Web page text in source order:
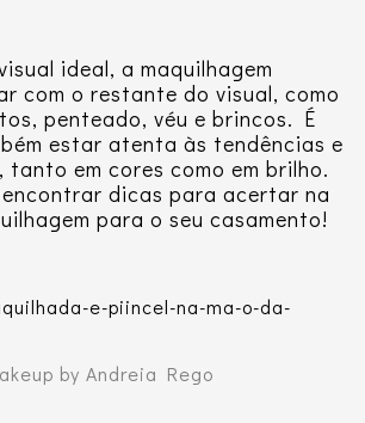
ideal, a maquilhagem
com o restante do visual, como
penteado, véu e brincos. É
estar atenta às tendências e
tanto em cores como em brilho.
dicas para acertar na
para o seu casamento!
by Andreia Rego